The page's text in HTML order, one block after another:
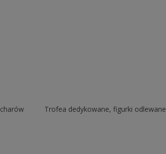
Trofea dedykowane, figurki odlewane